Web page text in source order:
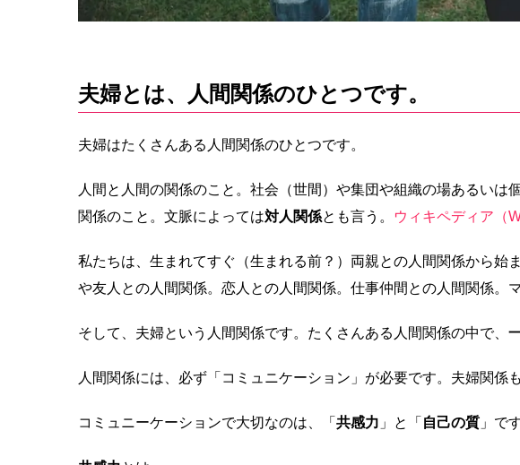
夫婦とは、人間関係のひとつです。
夫婦はたくさんある人間関係のひとつです。
人間と人間の関係のこと。社会（世間）や集団や組織の場あるい
関係のこと。文脈によっては対人関係とも言う。 ウィキペディア（
私たちは、生まれてすぐ（生まれる前？）両親との人間関係から始
や友人との人間関係。恋人との人間関係。仕事仲間との人間関係。
そして、夫婦という人間関係です。たくさんある人間関係の中で、
人間関係には、必ず「コミュニケーション」が必要です。夫婦関係
コミュニーケーションで大切なのは、「 共感力 」と「 自己の質 」で